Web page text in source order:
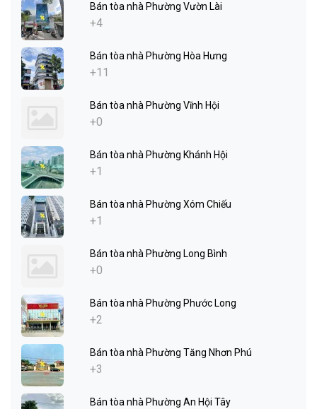
Bán tòa nhà Phường Vườn Lài
+4
Bán tòa nhà Phường Hòa Hưng
+11
Bán tòa nhà Phường Vĩnh Hội
+0
Bán tòa nhà Phường Khánh Hội
+1
Bán tòa nhà Phường Xóm Chiếu
+1
Bán tòa nhà Phường Long Bình
+0
Bán tòa nhà Phường Phước Long
+2
Bán tòa nhà Phường Tăng Nhơn Phú
+3
Bán tòa nhà Phường An Hội Tây